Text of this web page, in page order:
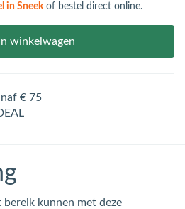
in Sneek of bestel direct online.
winkelwagen
€ 75
kunnen met deze